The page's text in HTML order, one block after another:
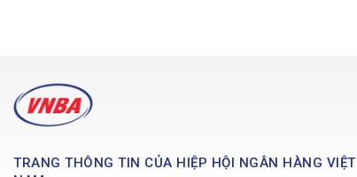
TRANG THÔNG TIN CỦA HIỆP HỘI NGÂN HÀNG VIỆT